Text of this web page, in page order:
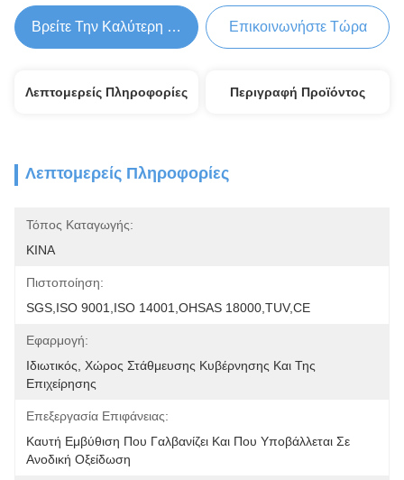
Βρείτε Την Καλύτερη Τιμή Επικοινωνήστε Τώρα
Λεπτομερείς Πληροφορίες Περιγραφή Προϊόντος
Λεπτομερείς Πληροφορίες
Τόπος Καταγωγής:
ΚΙΝΑ
Πιστοποίηση:
SGS,ISO 9001,ISO 14001,OHSAS 18000,TUV,CE
Εφαρμογή:
Ιδιωτικός, Χώρος Στάθμευσης Κυβέρνησης Και Της
Επιχείρησης
Επεξεργασία Επιφάνειας:
Καυτή Εμβύθιση Που Γαλβανίζει Και Που Υποβάλλεται Σε
Ανοδική Οξείδωση